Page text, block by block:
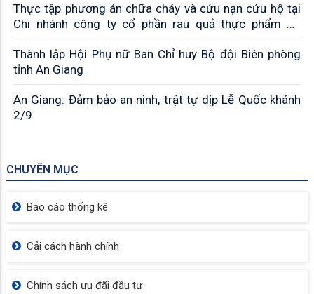
Thực tập phương án chữa cháy và cứu nạn cứu hộ tại
Chi nhánh công ty cổ phần rau quả thực phẩm An
Giang
Thành lập Hội Phụ nữ Ban Chỉ huy Bộ đội Biên phòng
tỉnh An Giang
An Giang: Đảm bảo an ninh, trật tự dịp Lễ Quốc khánh
2/9
CHUYÊN MỤC
Báo cáo thống kê
Cải cách hành chính
Chính sách ưu đãi đầu tư